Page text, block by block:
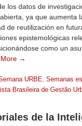
los datos de
ya que aumenta
de reutilización en
epistemológicas
como un
More →
URBE, Semanas
Brasileira de Gestão
de la